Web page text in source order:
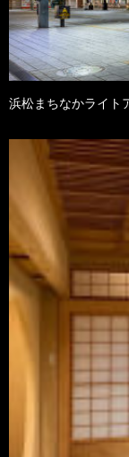
浜松まちなかライト